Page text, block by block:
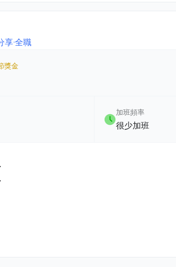
享·全職
獎金
加班頻率
很少加班